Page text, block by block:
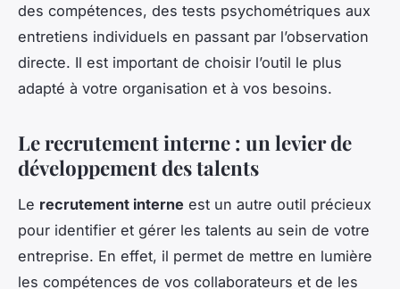
des compétences, des tests psychométriques aux
entretiens individuels en passant par l’observation
directe. Il est important de choisir l’outil le plus
adapté à votre organisation et à vos besoins.
Le recrutement interne : un levier de
développement des talents
Le recrutement interne est un autre outil précieux
pour identifier et gérer les talents au sein de votre
entreprise. En effet, il permet de mettre en lumière
les compétences de vos collaborateurs et de les